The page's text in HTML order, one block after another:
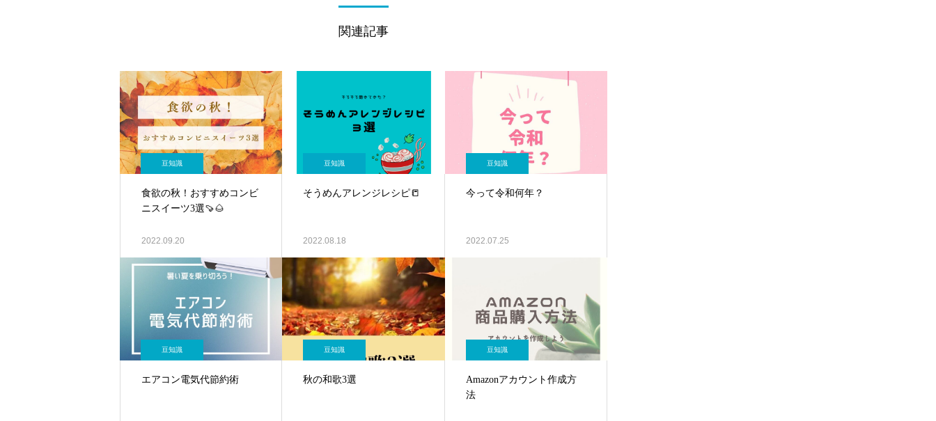
関連記事
豆知識
食欲の秋！おすすめコンビ
ニスイーツ3選🍠🌰
2022.09.20
豆知識
そうめんアレンジレシピ📒
2022.08.18
豆知識
今って令和何年？
2022.07.25
豆知識
エアコン電気代節約術
豆知識
秋の和歌3選
豆知識
Amazonアカウント作成方
法